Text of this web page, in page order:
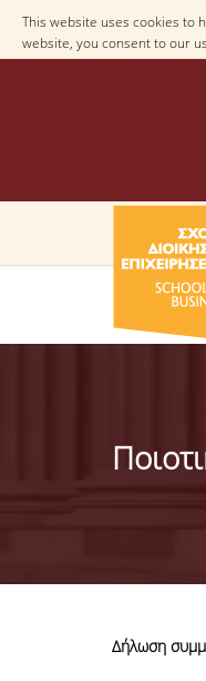
This website uses cookies to
website, you consent to our
Δήλωση